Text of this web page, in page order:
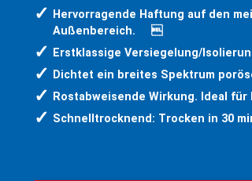
Hervorragende Haftung auf den
Außenbereich. 
Erstklassige Versiegelung/
Dichtet ein breites Spektrum
Rostabweisende Wirkung. Ideal
Schnelltrocknend: Trocken in 30